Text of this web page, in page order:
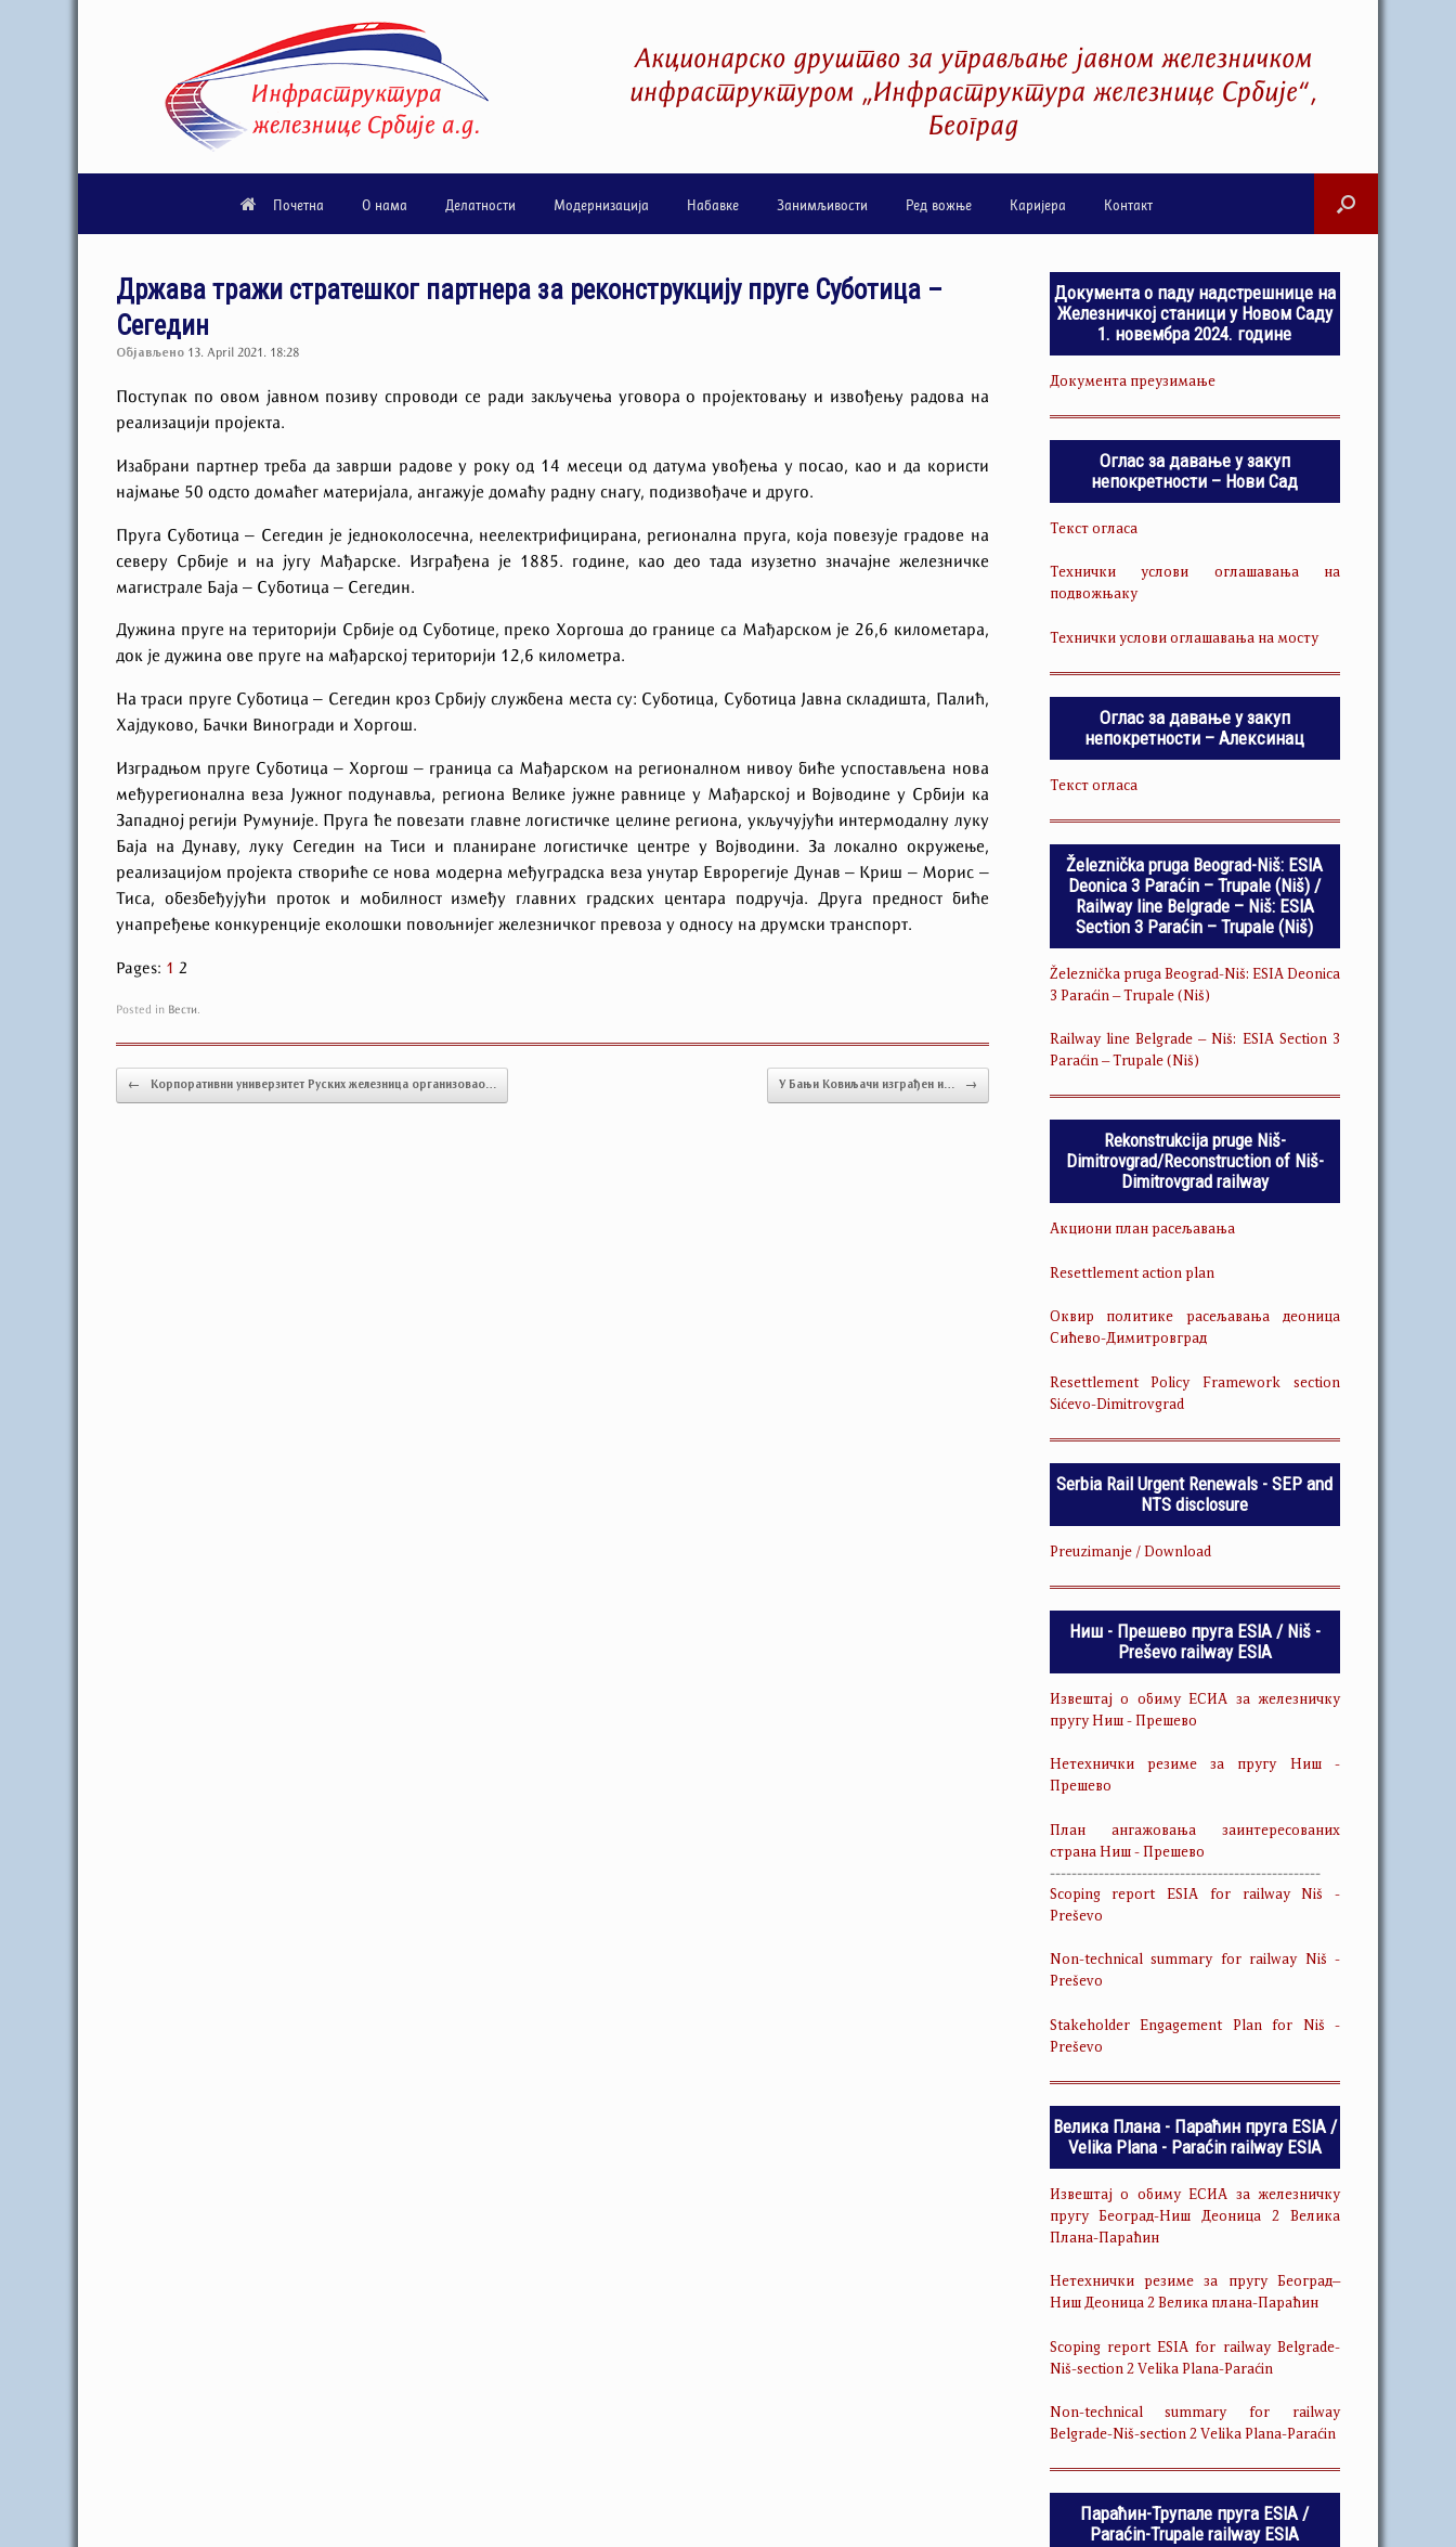
Акционарско друштво за управљање јавном железничком
инфраструктуром „Инфраструктура железнице Србије“,
Београд
Почетна О нама Делатности Модернизација Набавке Занимљивости Ред вожње Каријера Контакт
Држава тражи стратешког партнера за реконструкцију пруге Суботица –
Сегедин
Објављено 13. April 2021. 18:28
Поступак по овом јавном позиву спроводи се ради закључења уговора о пројектовању и извођењу радова на
реализацији пројекта.
Изабрани партнер треба да заврши радове у року од 14 месеци од датума увођења у посао, као и да користи
најмање 50 одсто домаћег материјала, ангажује домаћу радну снагу, подизвођаче и друго.
Пруга Суботица – Сегедин је једноколосечна, неелектрифицирана, регионална пруга, која повезује градове на
северу Србије и на југу Мађарске. Изграђена је 1885. године, као део тада изузетно значајне железничке
магистрале Баја – Суботица – Сегедин.
Дужина пруге на територији Србије од Суботице, преко Хоргоша до границе са Мађарском је 26,6 километара,
док је дужина ове пруге на мађарској територији 12,6 километра.
На траси пруге Суботица – Сегедин кроз Србију службена места су: Суботица, Суботица Јавна складишта, Палић,
Хајдуково, Бачки Виногради и Хоргош.
Изградњом пруге Суботица – Хоргош – граница са Мађарском на регионалном нивоу биће успостављена нова
међурегионална веза Јужног подунавља, региона Велике јужне равнице у Мађарској и Војводине у Србији ка
Западној регији Румуније. Пруга ће повезати главне логистичке целине региона, укључујући интермодалну луку
Баја на Дунаву, луку Сегедин на Тиси и планиране логистичке центре у Војводини. За локално окружење,
реализацијом пројекта створиће се нова модерна међуградска веза унутар Еврорегије Дунав – Криш – Морис –
Тиса, обезбеђујући проток и мобилност између главних градских центара подручја. Друга предност биће
унапређење конкуренције еколошки повољнијег железничког превоза у односу на друмски транспорт.
Pages: 1 2
Posted in Вести.
Post navigation
← Корпоративни универзитет Руских железница организовао… У Бањи Ковиљачи изграђен и… →
Документа о паду надстрешнице на
Железничкој станици у Новом Саду
1. новембра 2024. године
Документа преузимање
Оглас за давање у закуп
непокретности – Нови Сад
Текст огласа
Технички услови оглашавања на
подвожњаку
Технички услови оглашавања на мосту
Оглас за давање у закуп
непокретности – Алексинац
Текст огласа
Železnička pruga Beograd-Niš: ESIA
Deonica 3 Paraćin – Trupale (Niš) /
Railway line Belgrade – Niš: ESIA
Section 3 Paraćin – Trupale (Niš)
Železnička pruga Beograd-Niš: ESIA Deonica
3 Paraćin – Trupale (Niš)
Railway line Belgrade – Niš: ESIA Section 3
Paraćin – Trupale (Niš)
Rekonstrukcija pruge Niš-
Dimitrovgrad/Reconstruction of Niš-
Dimitrovgrad railway
Акциони план расељавања
Resettlement action plan
Оквир политике расељавања деоница
Сићево-Димитровград
Resettlement Policy Framework section
Sićevo-Dimitrovgrad
Serbia Rail Urgent Renewals - SEP and
NTS disclosure
Preuzimanje / Download
Ниш - Прешево пруга ESIA / Niš -
Preševo railway ESIA
Извештај о обиму ЕСИА за железничку
пругу Ниш - Прешево
Нетехнички резиме за пругу Ниш -
Прешево
План ангажовања заинтересованих
страна Ниш - Прешево
--------------------------------------------------
Scoping report ESIA for railway Niš -
Preševo
Non-technical summary for railway Niš -
Preševo
Stakeholder Engagement Plan for Niš -
Preševo
Велика Плана - Параћин пруга ESIA /
Velika Plana - Paraćin railway ESIA
Извештај о обиму ЕСИА за железничку
пругу Београд-Ниш Деоница 2 Велика
Плана-Параћин
Нетехнички резиме за пругу Београд–
Ниш Деоница 2 Велика плана-Параћин
Scoping report ESIA for railway Belgrade-
Niš-section 2 Velika Plana-Paraćin
Non-technical summary for railway
Belgrade-Niš-section 2 Velika Plana-Paraćin
Параћин-Трупале пруга ESIA /
Paraćin-Trupale railway ESIA